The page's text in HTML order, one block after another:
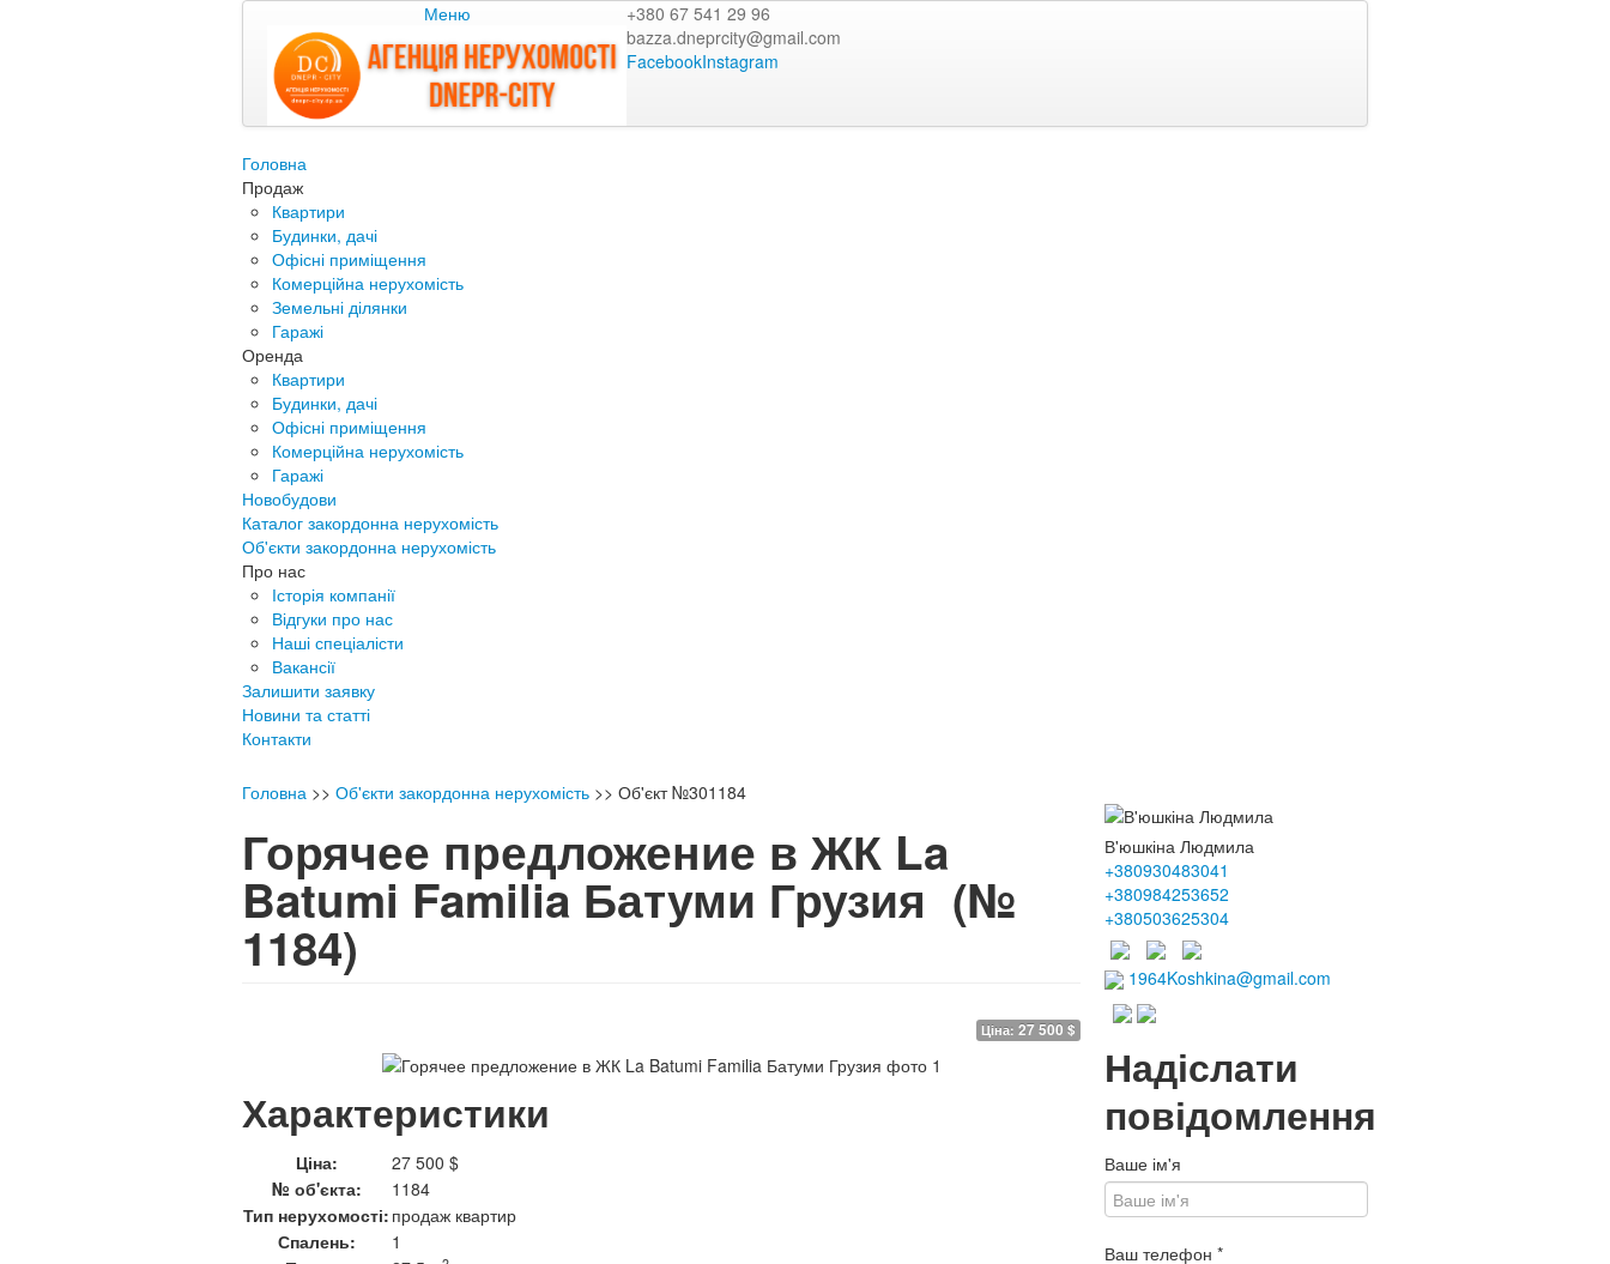
Меню
+380 67 541 29 96
bazza.dneprcity@gmail.com
FacebookInstagram
Головна
Продаж
Квартири
Будинки, дачі
Офісні приміщення
Комерційна нерухомість
Земельні ділянки
Гаражі
Оренда
Квартири
Будинки, дачі
Офісні приміщення
Комерційна нерухомість
Гаражі
Новобудови
Каталог закордонна нерухомість
Об'єкти закордонна нерухомість
Про нас
Історія компанії
Відгуки про нас
Наші спеціалісти
Вакансії
Залишити заявку
Новини та статті
Контакти
Головна >> Об'єкти закордонна нерухомість >> Об'єкт №301184
Горячее предложение в ЖК La
Batumi Familia Батуми Грузия (№
1184)
Ціна: 27 500 $
Характеристики
Ціна:
27 500 $
№ об'єкта:
1184
Тип нерухомості: продаж квартир
Спалень:
1
В'юшкіна Людмила
+380930483041
+380984253652
+380503625304
1964Koshkina@gmail.com
Надіслати
повідомлення
Ваше ім'я
Ваш телефон *